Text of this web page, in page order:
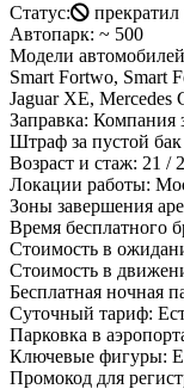
Статус:
прекратил
Автопарк: ~ 500
Модели
Smart Fortwo, Smart
Jaguar XE, Mercedes
Заправка: Компания
Штраф за пустой бак
Возраст и стаж: 21 / 2
Локации работы:
Зоны завершения
Время бесплатного
Стоимость в
Стоимость в
Бесплатная ночная
Суточный тариф:
Парковка в
Ключевые фигуры:
Промокод для